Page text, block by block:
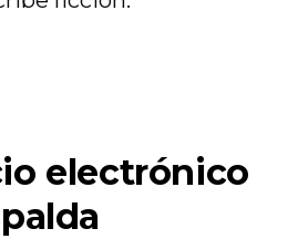
electrónico